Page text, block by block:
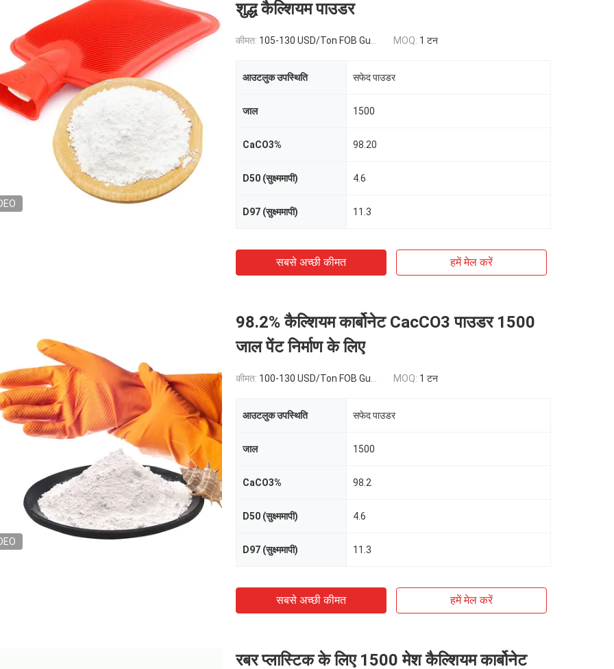
शुद्ध कैल्शियम पाउडर
कीमत: 105-130 USD/Ton FOB Guangzhou,China MOQ: 1 टन
आउटलुक उपस्थिति सफेद पाउडर
जाल 1500
CaCO3% 98.20
D50 (सुक्ष्ममापी) 4.6
D97 (सुक्ष्ममापी) 11.3
सबसे अच्छी कीमत हमें मेल करें
98.2% कैल्शियम कार्बोनेट CacCO3 पाउडर 1500
जाल पेंट निर्माण के लिए
कीमत: 100-130 USD/Ton FOB Guangzhou,China MOQ: 1 टन
आउटलुक उपस्थिति सफेद पाउडर
जाल 1500
CaCO3% 98.2
D50 (सुक्ष्ममापी) 4.6
D97 (सुक्ष्ममापी) 11.3
सबसे अच्छी कीमत हमें मेल करें
रबर प्लास्टिक के लिए 1500 मेश कैल्शियम कार्बोनेट